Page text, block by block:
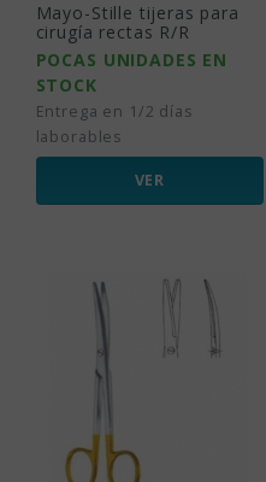
Mayo-Stille tijeras para
cirugía rectas R/R
POCAS UNIDADES EN
STOCK
Entrega en 1/2 días
laborables
VER